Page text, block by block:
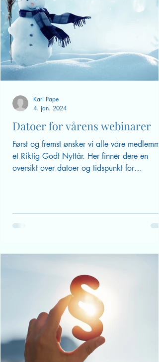
Datoer for vårens webinarer
Først og fremst ønsker vi alle våre
Kari Pape
4. jan. 2024